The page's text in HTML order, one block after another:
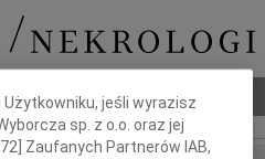
pogrzebowy
Użytkowniku, jeśli wyrazisz
sp. z o.o. oraz jej
] Zaufanych Partnerów IAB,